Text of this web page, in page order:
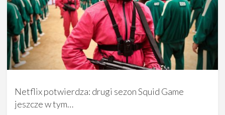
Netflix potwierdza: drugi sezon Squid Game
jeszcze w tym…